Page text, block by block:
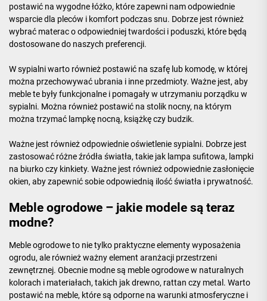
postawić na wygodne łóżko, które zapewni nam odpowiednie
wsparcie dla pleców i komfort podczas snu. Dobrze jest również
wybrać materac o odpowiedniej twardości i poduszki, które będą
dostosowane do naszych preferencji.
W sypialni warto również postawić na szafę lub komodę, w której
można przechowywać ubrania i inne przedmioty. Ważne jest, aby
meble te były funkcjonalne i pomagały w utrzymaniu porządku w
sypialni. Można również postawić na stolik nocny, na którym
można trzymać lampkę nocną, książkę czy budzik.
Ważne jest również odpowiednie oświetlenie sypialni. Dobrze jest
zastosować różne źródła światła, takie jak lampa sufitowa, lampki
na biurko czy kinkiety. Ważne jest również odpowiednie zasłonięcie
okien, aby zapewnić sobie odpowiednią ilość światła i prywatność.
Meble ogrodowe – jakie modele są teraz
modne?
Meble ogrodowe to nie tylko praktyczne elementy wyposażenia
ogrodu, ale również ważny element aranżacji przestrzeni
zewnętrznej. Obecnie modne są meble ogrodowe w naturalnych
kolorach i materiałach, takich jak drewno, rattan czy metal. Warto
postawić na meble, które są odporne na warunki atmosferyczne i